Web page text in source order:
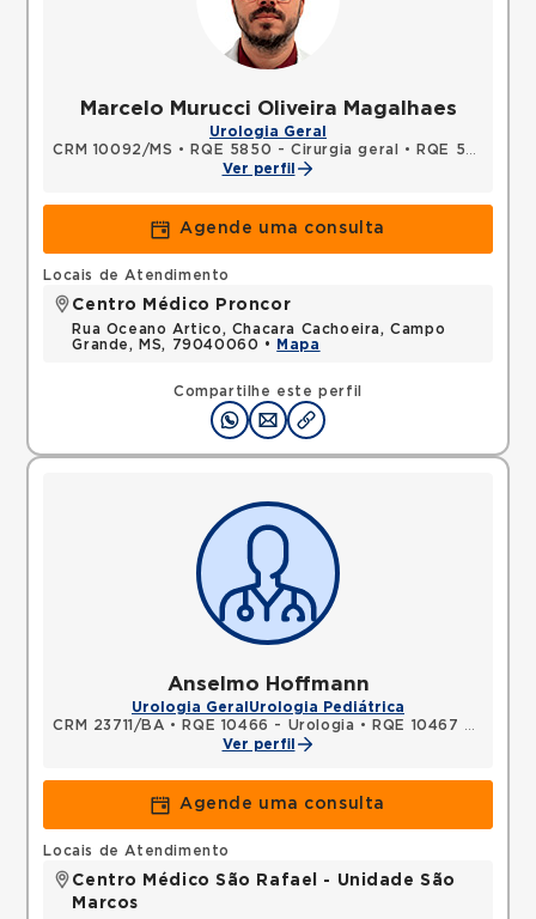
Marcelo Murucci Oliveira Magalhaes
Urologia Geral
CRM 10092/MS • RQE 5850 - Cirurgia geral •
RQE 5851 - Urologia
Ver perfil
Agende uma consulta
Compartilhe este perfil
Locais de Atendimento
Centro Médico Proncor
Rua Oceano Artico, Chacara Cachoeira, Campo
Grande, MS, 79040060 •
Mapa
Anselmo Hoffmann
Urologia Geral Urologia Pediátrica
CRM 23711/BA • RQE 10466 - Urologia •
RQE 10467 - Cirurgia geral
Ver perfil
Agende uma consulta
Locais de Atendimento
Centro Médico São Rafael - Unidade São
Marcos